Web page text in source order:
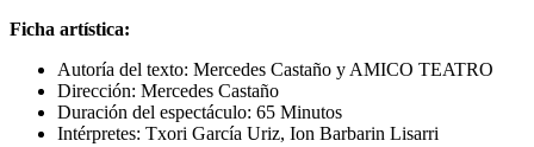
Ficha artística:
Autoría del texto: Mercedes Castaño y AMICO TEATRO
Dirección: Mercedes Castaño
Duración del espectáculo: 65 Minutos
Intérpretes: Txori García Uriz, Ion Barbarin Lisarri